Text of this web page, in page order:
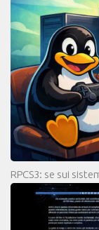
RPCS3: se sui